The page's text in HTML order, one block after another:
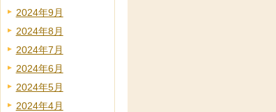
2024年9月
2024年8月
2024年7月
2024年6月
2024年5月
2024年4月